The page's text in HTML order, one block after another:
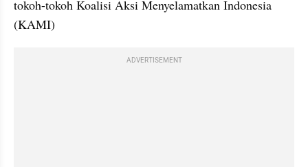
tokoh-tokoh Koalisi Aksi Menyelamatkan Indonesia
(KAMI)
ADVERTISEMENT